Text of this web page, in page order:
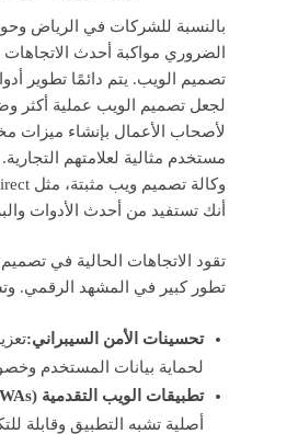
بالنسبة للشركات في الرياض
الضروري مواكبة أحدث
تصميم الويب. يتم دائمًا تطوير
لجعل تصميم الويب عملية أكثر
لأصحاب الأعمال بإنشاء ميزات
مستخدم مثالية لعلامتهم
أنك تستفيد من أحدث الأدوات
تقود الاتجاهات الحالية في
تطور كبير في المشهد الرقمي.
تحسينات الأمن السيبراني:
لحماية بيانات المستخدم
تطبيقات الويب التقدمية (PWAs):
أصلية تشبه التطبيق وقابلة